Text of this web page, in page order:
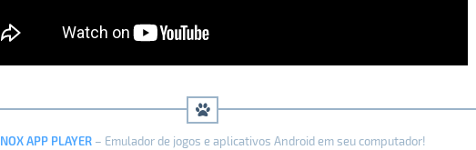
NOX APP PLAYER– Emulador de jogos e aplicativos Android em seu computador!